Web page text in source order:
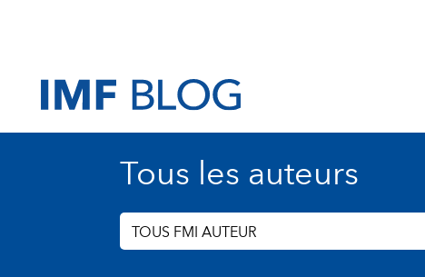
Tous les auteurs
TOUS FMI AUTEUR